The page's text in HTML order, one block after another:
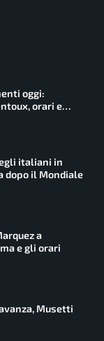
oggi:
orari e
italiani in
dopo il Mondiale
a
e gli orari
Musetti